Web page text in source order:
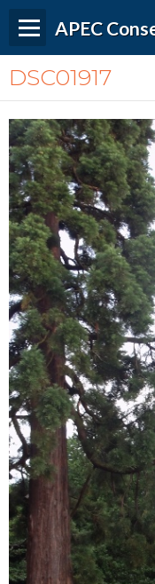
DSC01917